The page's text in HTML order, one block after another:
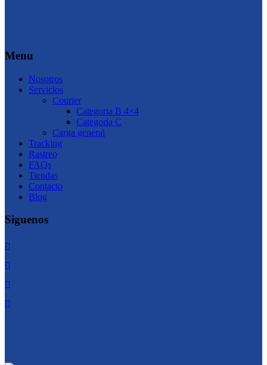
Menu
Nosotros
Servicios
Courier
Categoria B 4×4
Categoría C
Carga general
Tracking
Rastreo
FAQs
Tiendas
Contacto
Blog
Siguenos